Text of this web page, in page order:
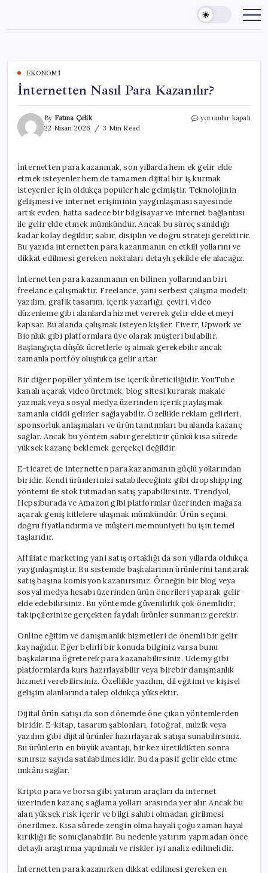
content
EKONOMI
İnternetten Nasıl Para Kazanılır?
By Fatma Çelik
22 Nisan 2026
3 Min Read
İnternetten
yorumlar kapalı
İnternetten para kazanmak, son yıllarda hem ek gelir elde
etmek isteyenler hem de tamamen dijital bir iş kurmak
isteyenler için oldukça popüler hale gelmiştir. Teknolojinin
gelişmesi ve internet erişiminin yaygınlaşması sayesinde
artık evden, hatta sadece bir bilgisayar ve internet bağlantısı
ile gelir elde etmek mümkündür. Ancak bu süreç sanıldığı
kadar kolay değildir; sabır, disiplin ve doğru strateji gerektirir.
Bu yazıda internetten para kazanmanın en etkili yollarını ve
dikkat edilmesi gereken noktaları detaylı şekilde ele alacağız.
İnternetten para kazanmanın en bilinen yollarından biri
freelance çalışmaktır. Freelance, yani serbest çalışma modeli;
yazılım, grafik tasarım, içerik yazarlığı, çeviri, video
düzenleme gibi alanlarda hizmet vererek gelir elde etmeyi
kapsar. Bu alanda çalışmak isteyen kişiler, Fiverr, Upwork ve
Bionluk gibi platformlara üye olarak müşteri bulabilir.
Başlangıçta düşük ücretlerle iş almak gerekebilir ancak
zamanla portföy oluştukça gelir artar.
Bir diğer popüler yöntem ise içerik üreticiliğidir. YouTube
kanalı açarak video üretmek, blog sitesi kurarak makale
yazmak veya sosyal medya üzerinden içerik paylaşmak
zamanla ciddi gelirler sağlayabilir. Özellikle reklam gelirleri,
sponsorluk anlaşmaları ve ürün tanıtımları bu alanda kazanç
sağlar. Ancak bu yöntem sabır gerektirir çünkü kısa sürede
yüksek kazanç beklemek gerçekçi değildir.
E-ticaret de internetten para kazanmanın güçlü yollarından
biridir. Kendi ürünlerinizi satabileceğiniz gibi dropshipping
yöntemi ile stok tutmadan satış yapabilirsiniz. Trendyol,
Hepsiburada ve Amazon gibi platformlar üzerinden mağaza
açarak geniş kitlelere ulaşmak mümkündür. Ürün seçimi,
doğru fiyatlandırma ve müşteri memnuniyeti bu işin temel
taşlarıdır.
Affiliate marketing yani satış ortaklığı da son yıllarda oldukça
yaygınlaşmıştır. Bu sistemde başkalarının ürünlerini tanıtarak
satış başına komisyon kazanırsınız. Örneğin bir blog veya
sosyal medya hesabı üzerinden ürün önerileri yaparak gelir
elde edebilirsiniz. Bu yöntemde güvenilirlik çok önemlidir;
takipçilerinize gerçekten faydalı ürünler sunmanız gerekir.
Online eğitim ve danışmanlık hizmetleri de önemli bir gelir
kaynağıdır. Eğer belirli bir konuda bilginiz varsa bunu
başkalarına öğreterek para kazanabilirsiniz. Udemy gibi
platformlarda kurs hazırlayabilir veya birebir danışmanlık
hizmeti verebilirsiniz. Özellikle yazılım, dil eğitimi ve kişisel
gelişim alanlarında talep oldukça yüksektir.
Dijital ürün satışı da son dönemde öne çıkan yöntemlerden
biridir. E-kitap, tasarım şablonları, fotoğraf, müzik veya
yazılım gibi dijital ürünler hazırlayarak satışa sunabilirsiniz.
Bu ürünlerin en büyük avantajı, bir kez üretildikten sonra
sınırsız sayıda satılabilmesidir. Bu da pasif gelir elde etme
imkânı sağlar.
Kripto para ve borsa gibi yatırım araçları da internet
üzerinden kazanç sağlama yolları arasında yer alır. Ancak bu
alan yüksek risk içerir ve bilgi sahibi olmadan girilmesi
önerilmez. Kısa sürede zengin olma hayali çoğu zaman hayal
kırıklığı ile sonuçlanabilir. Bu nedenle yatırım yapmadan önce
detaylı araştırma yapılmalı ve riskler iyi analiz edilmelidir.
İnternetten para kazanırken dikkat edilmesi gereken en